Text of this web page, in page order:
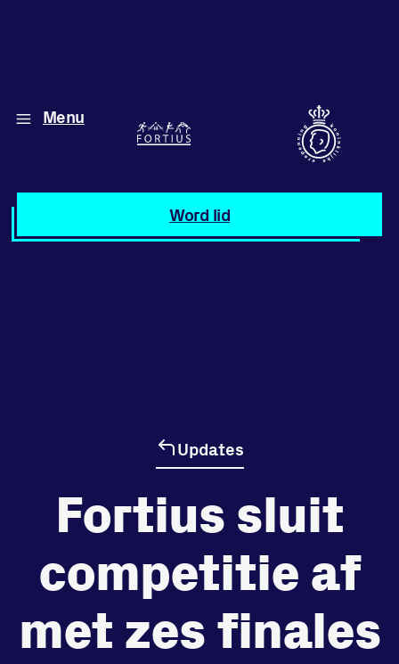
Menu
Word lid
Diverse disciplines
onder één dak
de
tegenstander
Worstelen
Prestaties op afstanden
Updates
Fortius sluit
competitie af
met zes finales